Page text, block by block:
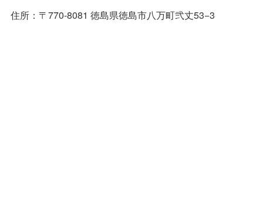
住所：〒770-8081 徳島県徳島市八万町弐丈53−3